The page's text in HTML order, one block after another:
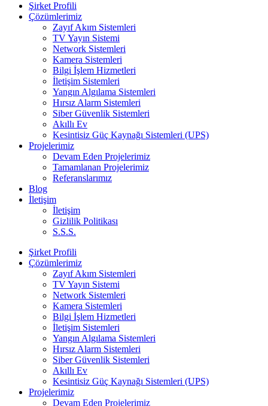
Şirket Profili
Çözümlerimiz
Zayıf Akım Sistemleri
TV Yayın Sistemi
Network Sistemleri
Kamera Sistemleri
Bilgi İşlem Hizmetleri
İletişim Sistemleri
Yangın Algılama Sistemleri
Hırsız Alarm Sistemleri
Siber Güvenlik Sistemleri
Akıllı Ev
Kesintisiz Güç Kaynağı Sistemleri (UPS)
Projelerimiz
Devam Eden Projelerimiz
Tamamlanan Projelerimiz
Referanslarımız
Blog
İletişim
İletişim
Gizlilik Politikası
S.S.S.
Şirket Profili
Çözümlerimiz
Zayıf Akım Sistemleri
TV Yayın Sistemi
Network Sistemleri
Kamera Sistemleri
Bilgi İşlem Hizmetleri
İletişim Sistemleri
Yangın Algılama Sistemleri
Hırsız Alarm Sistemleri
Siber Güvenlik Sistemleri
Akıllı Ev
Kesintisiz Güç Kaynağı Sistemleri (UPS)
Projelerimiz
Devam Eden Projelerimiz